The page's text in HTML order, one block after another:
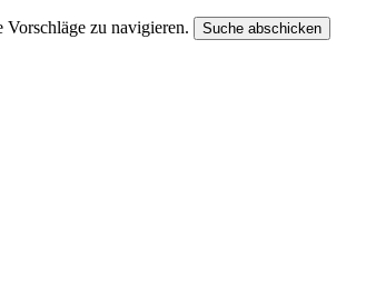
Vorschläge zu navigieren. Suche abschicken